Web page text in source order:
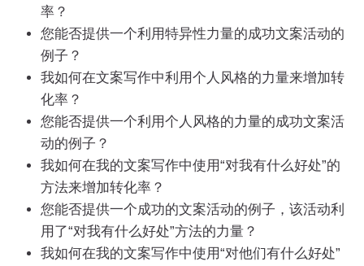
率？
您能否提供一个利用特异性力量的成功文案活动的
例子？
我如何在文案写作中利用个人风格的力量来增加转
化率？
您能否提供一个利用个人风格的力量的成功文案活
动的例子？
我如何在我的文案写作中使用“对我有什么好处”的
方法来增加转化率？
您能否提供一个成功的文案活动的例子，该活动利
用了“对我有什么好处”方法的力量？
我如何在我的文案写作中使用“对他们有什么好处”